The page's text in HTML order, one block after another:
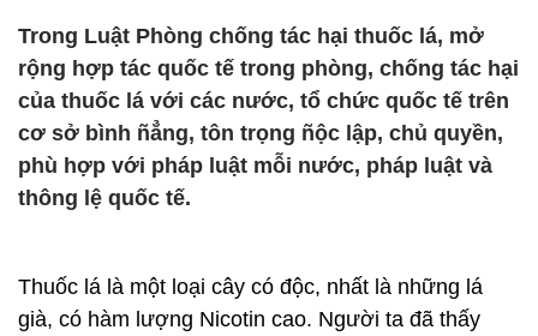
Trong Luật Phòng chống tác hại thuốc lá, mở
rộng hợp tác quốc tế trong phòng, chống tác hại
của thuốc lá với các nước, tổ chức quốc tế trên
cơ sở bình ñẳng, tôn trọng ñộc lập, chủ quyền,
phù hợp với pháp luật mỗi nước, pháp luật và
thông lệ quốc tế.
Thuốc lá là một loại cây có độc, nhất là những lá
già, có hàm lượng Nicotin cao. Người ta đã thấy